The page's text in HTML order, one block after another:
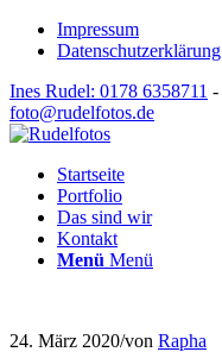
Impressum
Datenschutzerklärung
Ines Rudel: 0178 6358711 -
foto@rudelfotos.de
Startseite
Portfolio
Das sind wir
Kontakt
Menü Menü
24. März 2020/von Rapha